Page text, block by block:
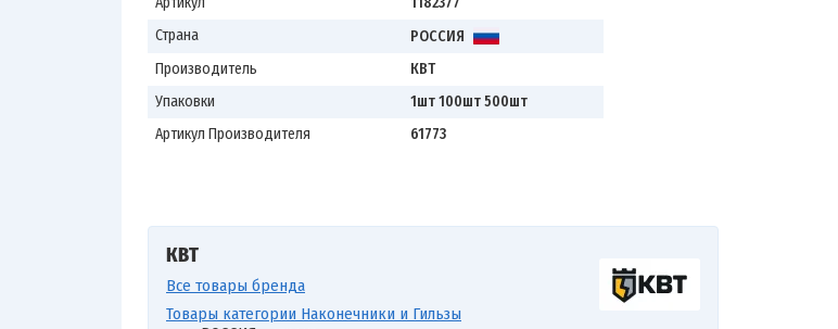
Страна
РОССИЯ
Производитель
КВТ
Упаковки
1шт 100шт 500шт
Артикул Производителя
61773
КВТ
Все товары бренда
Товары категории Наконечники и Гильзы